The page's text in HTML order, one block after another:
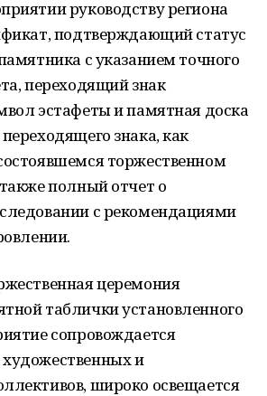
руководству региона
подтверждающий статус
с указанием точного
переходящий знак
эстафеты и памятная доска
знака, как
торжественном
полный отчет о
с рекомендациями
церемония
таблички установленного
сопровождается
и
широко освещается